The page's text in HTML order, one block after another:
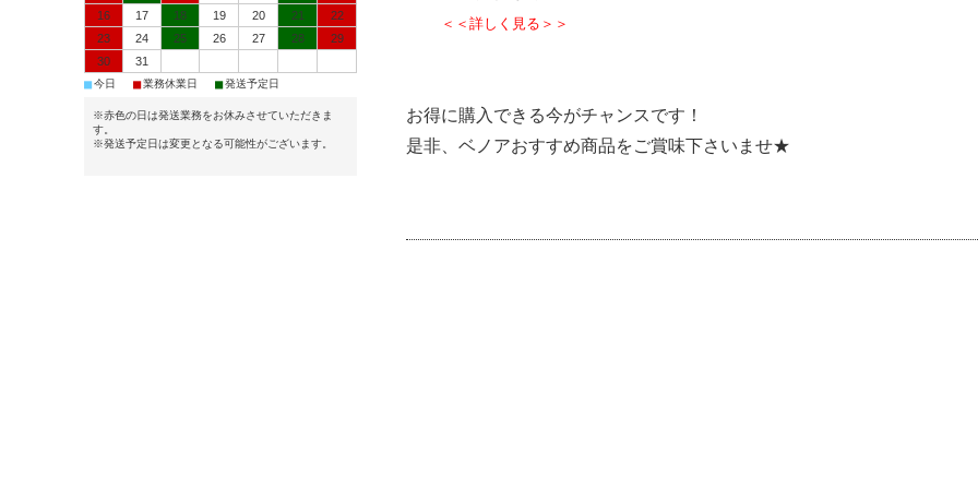
＜＜詳しく見る＞＞
お得に購入できる今がチャンスです！
是非、ベノアおすすめ商品をご賞味下さいませ★
16 17 18 19 20 21
22
23
24 25 26 27 28
29
30
31
■今日 ■業務休業日 ■発送予定日
※赤色の日は発送業務をお休みさせていただきま
す。
※発送予定日は変更となる可能性がございます。